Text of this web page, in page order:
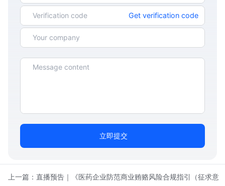
Get verification code
立即提交
上一篇： 直播预告｜《医药企业防范商业贿赂风险合规指引（征求意